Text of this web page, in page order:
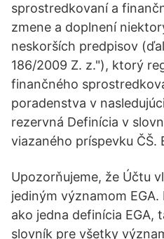
sprostredkovaní a
zmene a doplnení
neskorších predpisov
186/2009 Z. z."), ktorý
finančného
poradenstva v
rezervná Definícia v
viazaného príspevku ČŠ.
Upozorňujeme, že Účtu
jediným významom
ako jedna definícia EGA,
slovník pre všetky